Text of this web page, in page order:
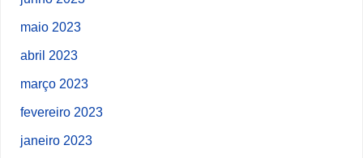
maio 2023
abril 2023
março 2023
fevereiro 2023
janeiro 2023